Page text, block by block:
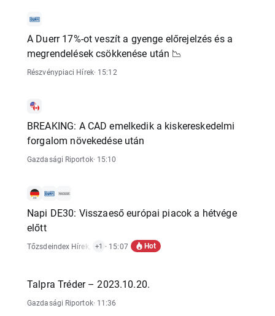
A Duerr 17%-ot veszít a gyenge előrejelzés és a
megrendelések csökkenése után 📉
Részvénypiaci Hírek· 15:12
BREAKING: A CAD emelkedik a kiskereskedelmi
forgalom növekedése után
Gazdasági Riportok· 15:10
Napi DE30: Visszaeső európai piacok a hétvége
előtt
Tőzsdeindex Hírek Részvénypiaci Hírek
+1 · 15:07 Hot
Talpra Tréder – 2023.10.20.
Gazdasági Riportok· 11:36